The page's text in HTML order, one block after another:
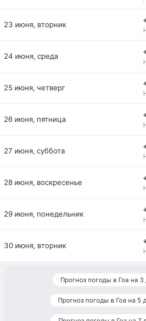
23 июня, вторник
24 июня, среда
25 июня, четверг
26 июня, пятница
27 июня, суббота
28 июня, воскресенье
29 июня, понедельник
30 июня, вторник
Прогноз погоды в Гоа на 3
Прогноз погоды в Гоа на 5